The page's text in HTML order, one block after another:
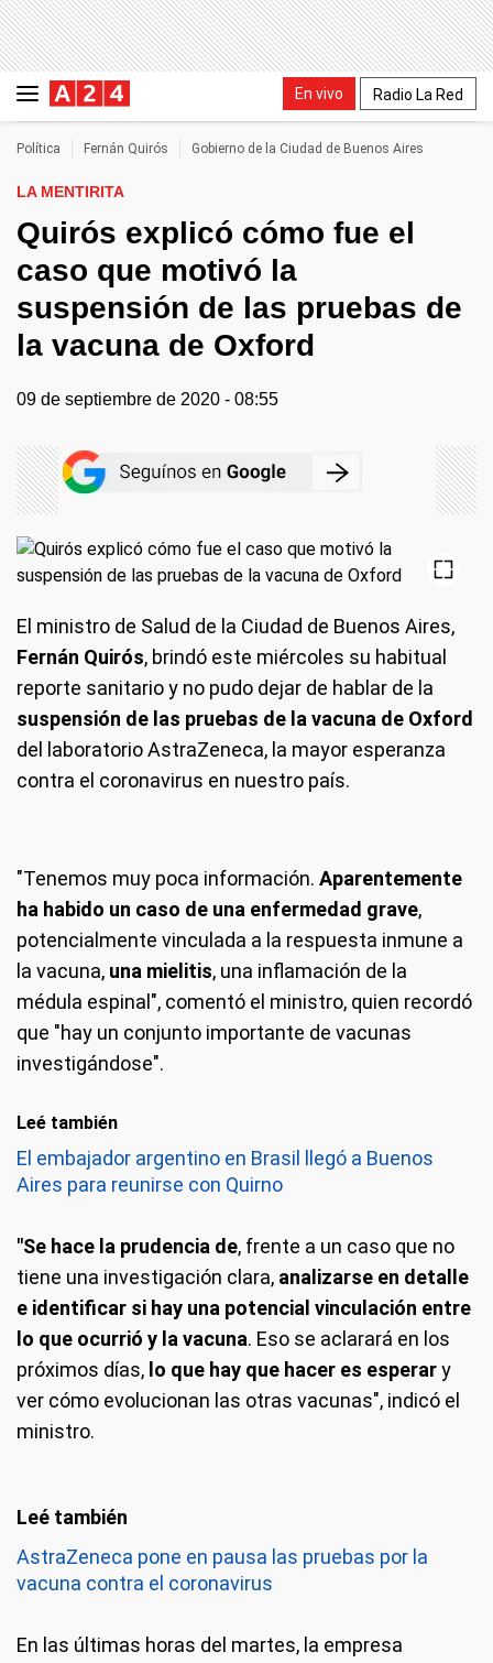
En vivo Radio La Red
Política Fernán Quirós Gobierno de la Ciudad de Buenos Aires
LA MENTIRITA
Quirós explicó cómo fue el
caso que motivó la
suspensión de las pruebas de
la vacuna de Oxford
09 de septiembre de 2020 - 08:55
El ministro de Salud de la Ciudad de Buenos Aires,
Fernán Quirós, brindó este miércoles su habitual
reporte sanitario y no pudo dejar de hablar de la
suspensión de las pruebas de la vacuna de Oxford
del laboratorio AstraZeneca, la mayor esperanza
contra el coronavirus en nuestro país.
"Tenemos muy poca información. Aparentemente
ha habido un caso de una enfermedad grave,
potencialmente vinculada a la respuesta inmune a
la vacuna, una mielitis, una inflamación de la
médula espinal", comentó el ministro, quien recordó
que "hay un conjunto importante de vacunas
investigándose".
Leé también
El embajador argentino en Brasil llegó a Buenos
Aires para reunirse con Quirno
"Se hace la prudencia de, frente a un caso que no
tiene una investigación clara, analizarse en detalle
e identificar si hay una potencial vinculación entre
lo que ocurrió y la vacuna. Eso se aclarará en los
próximos días, lo que hay que hacer es esperary
ver cómo evolucionan las otras vacunas", indicó el
ministro.
AstraZeneca pone en pausa las pruebas por la
vacuna contra el coronavirus
En las últimas horas del martes, la empresa